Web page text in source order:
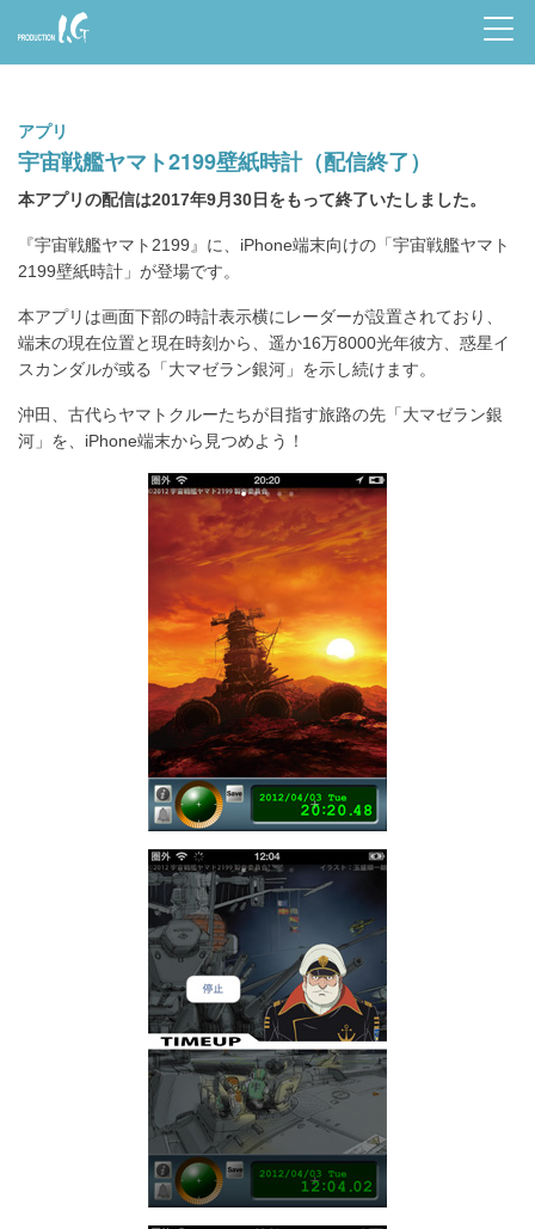
Prod
n I.G
アプリ
宇宙戦艦ヤマト2199壁紙時計（配信終了）
本アプリの配信は2017年9月30日をもって終了いたしました。
『宇宙戦艦ヤマト2199』に、iPhone端末向けの「宇宙戦艦ヤマト
2199壁紙時計」が登場です。
本アプリは画面下部の時計表示横にレーダーが設置されており、
端末の現在位置と現在時刻から、遥か16万8000光年彼方、惑星イ
スカンダルが或る「大マゼラン銀河」を示し続けます。
沖田、古代らヤマトクルーたちが目指す旅路の先「大マゼラン銀
河」を、iPhone端末から見つめよう！